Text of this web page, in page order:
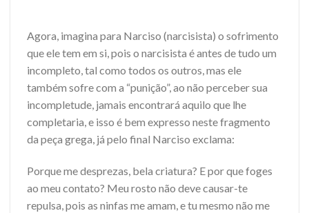
Agora, imagina para Narciso (narcisista) o sofrimento
que ele tem em si, pois o narcisista é antes de tudo um
incompleto, tal como todos os outros, mas ele
também sofre com a “punição”, ao não perceber sua
incompletude, jamais encontrará aquilo que lhe
completaria, e isso é bem expresso neste fragmento
da peça grega, já pelo final Narciso exclama:
Porque me desprezas, bela criatura? E por que foges
ao meu contato? Meu rosto não deve causar-te
repulsa, pois as ninfas me amam, e tu mesmo não me